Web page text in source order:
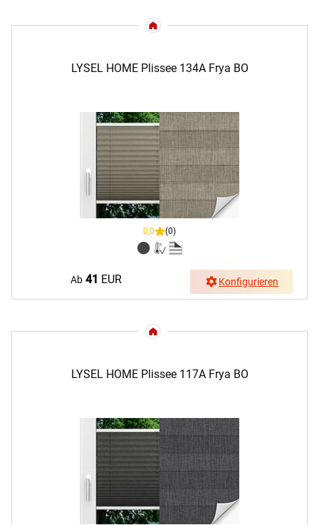
LYSEL HOME Plissee 134A Frya BO
0,0 (0)
Ab 41 EUR Konfigurieren
LYSEL HOME Plissee 117A Frya BO